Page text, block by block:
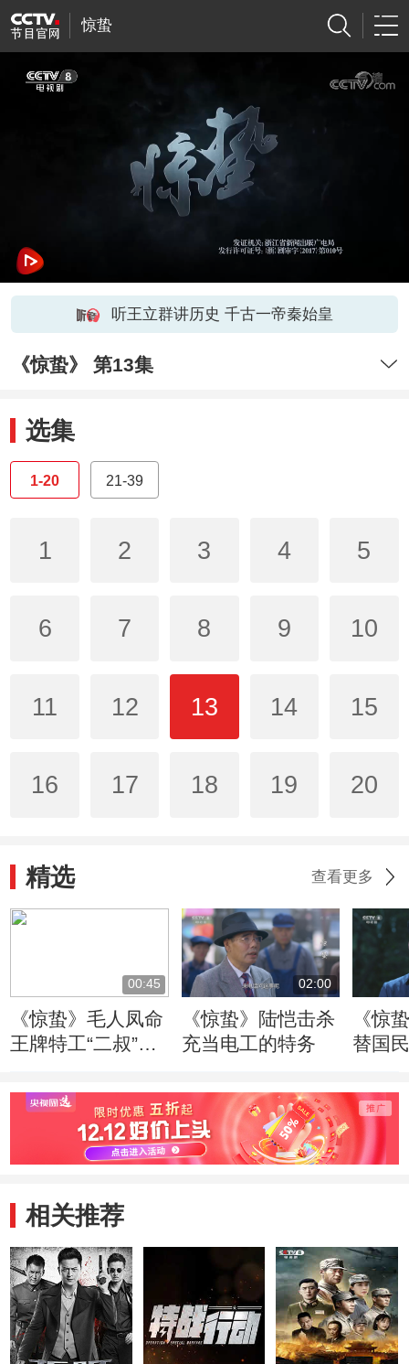
惊蛰
听王立群讲历史 千古一帝秦始皇
《惊蛰》 第13集
选集
1-20 21-39
1 2 3 4 5
6 7 8 9 10
11 12 13 14 15
16 17 18 19 20
精选 查看更多
00:45
《惊蛰》毛人凤命
王牌特工“二叔”担
02:00
《惊蛰》陆恺击杀
充当电工的特务
《惊
替国
相关推荐